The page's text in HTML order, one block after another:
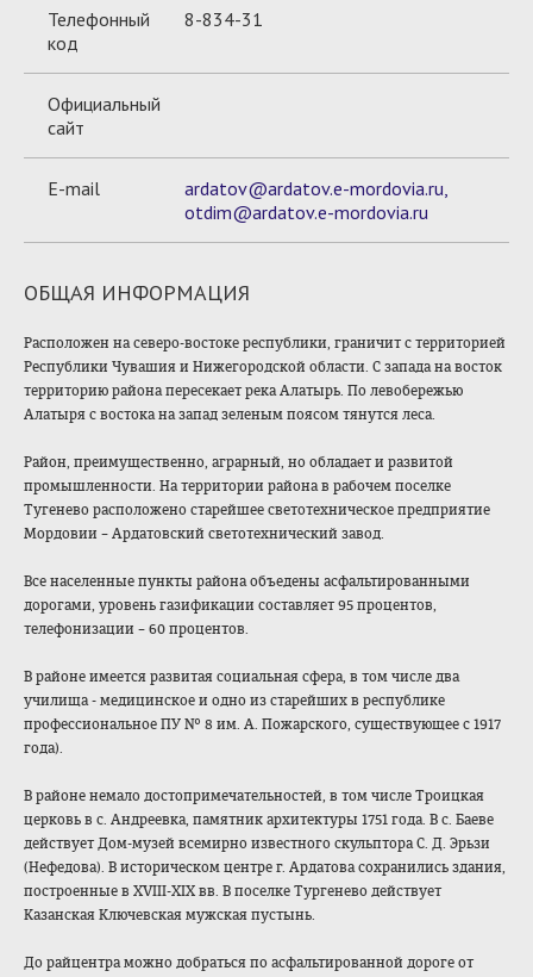
Телефонный
код
8-834-31
Официальный
сайт
E-mail
ardatov@ardatov.e-mordovia.ru,
otdim@ardatov.e-mordovia.ru
ОБЩАЯ ИНФОРМАЦИЯ
Расположен на северо-востоке республики, граничит с территорией
Республики Чувашия и Нижегородской области. С запада на восток
территорию района пересекает река Алатырь. По левобережью
Алатыря с востока на запад зеленым поясом тянутся леса.
Район, преимущественно, аграрный, но обладает и развитой
промышленности. На территории района в рабочем поселке
Тугенево расположено старейшее светотехническое предприятие
Мордовии – Ардатовский светотехнический завод.
Все населенные пункты района объедены асфальтированными
дорогами, уровень газификации составляет 95 процентов,
телефонизации – 60 процентов.
В районе имеется развитая социальная сфера, в том числе два
училища - медицинское и одно из старейших в республике
профессиональное ПУ № 8 им. А. Пожарского, существующее с 1917
года).
В районе немало достопримечательностей, в том числе Троицкая
церковь в с. Андреевка, памятник архитектуры 1751 года. В с. Баеве
действует Дом-музей всемирно известного скульптора С. Д. Эрьзи
(Нефедова). В историческом центре г. Ардатова сохранились здания,
построенные в ХVIII-ХIХ вв. В поселке Тургенево действует
Казанская Ключевская мужская пустынь.
До райцентра можно добраться по асфальтированной дороге от